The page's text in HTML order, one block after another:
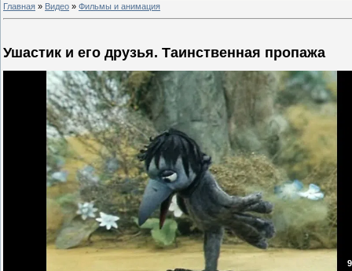
Главная » Видео » Фильмы и анимация
Ушастик и его друзья. Таинственная пропажа